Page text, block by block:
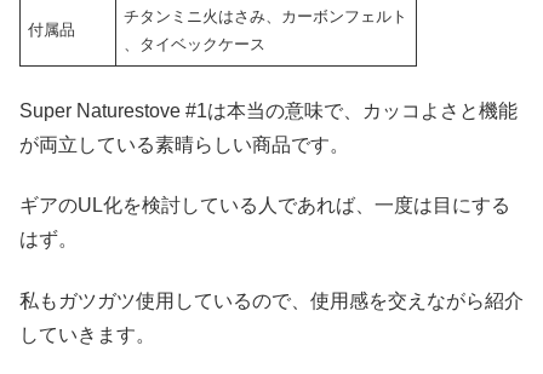
付属品
チタンミニ火はさみ、カーボンフェルト
、タイベックケース
Super Naturestove #1は本当の意味で、カッコよさと機能
が両立している素晴らしい商品です。
ギアのUL化を検討している人であれば、一度は目にする
はず。
私もガツガツ使用しているので、使用感を交えながら紹介
していきます。